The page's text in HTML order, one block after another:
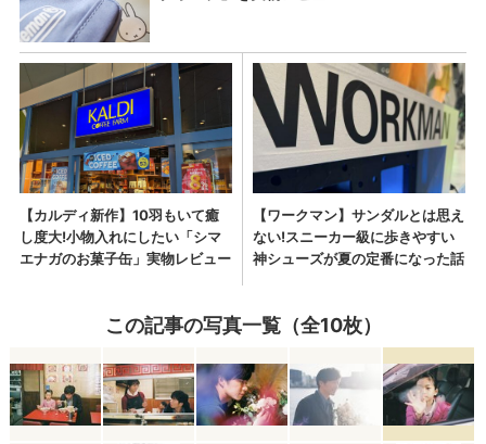
この記事の写真一覧（全10枚）